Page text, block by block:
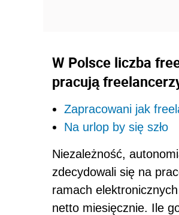
W Polsce liczba
pracują
Zapracowani jak
Na urlop by się szło
Niezależność,
zdecydowali się na
ramach
netto miesięcznie. Ile